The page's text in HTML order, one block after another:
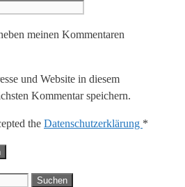
meinen Kommentaren
und Website in diesem
Kommentar speichern.
the Datenschutzerklärung *